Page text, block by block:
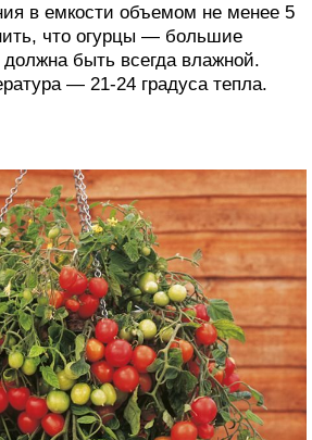
в емкости объемом не менее 5
что огурцы — большие
быть всегда влажной.
— 21-24 градуса тепла.